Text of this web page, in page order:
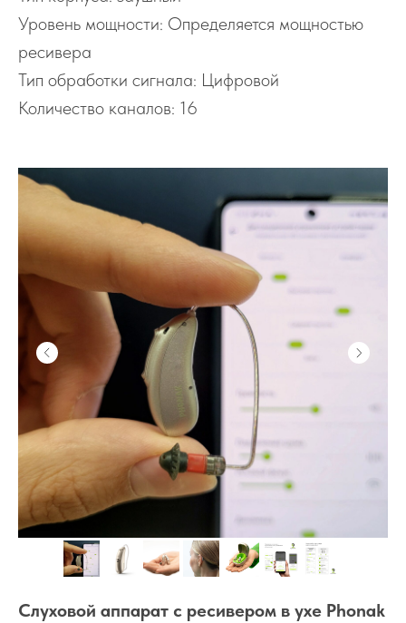
Уровень мощности: Определяется мощностью
ресивера
Тип обработки сигнала: Цифровой
Количество каналов: 16
Слуховой аппарат с ресивером в ухе Phonak